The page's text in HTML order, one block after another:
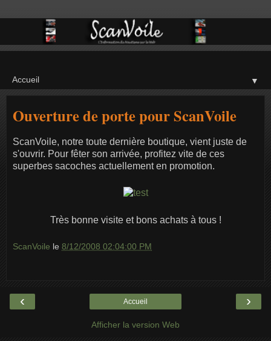
▼
Ouverture de porte pour ScanVoile
ScanVoile, notre toute dernière boutique, vient juste de
s'ouvrir. Pour fêter son arrivée, profitez vite de ces
superbes sacoches actuellement en promotion.
Très bonne visite et bons achats à tous !
ScanVoile le 8/12/2008 02:04:00 PM
‹ ›
Accueil
Afficher la version Web